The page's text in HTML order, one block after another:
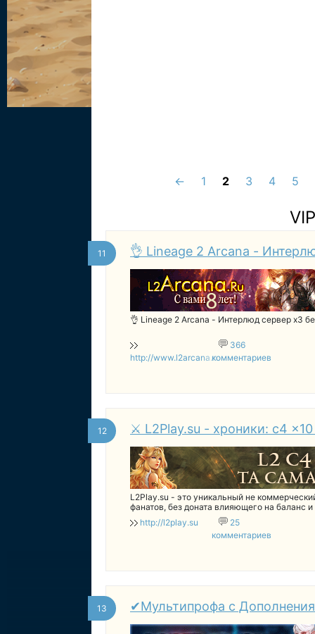
← 1 2 3 4 5
11 👌 Lineage 2 Arcana -
👌 Lineage 2 Arcana - Интерлюд сервер x3
http://www.l2arcana.ru
366
комментариев
12 ⚔️ L2Play.su - хроники: c4
L2Play.su - это уникальный не
фанатов, без доната влияющего на баланс
http://l2play.su
25
комментариев
13 ✔Мультипрофа с